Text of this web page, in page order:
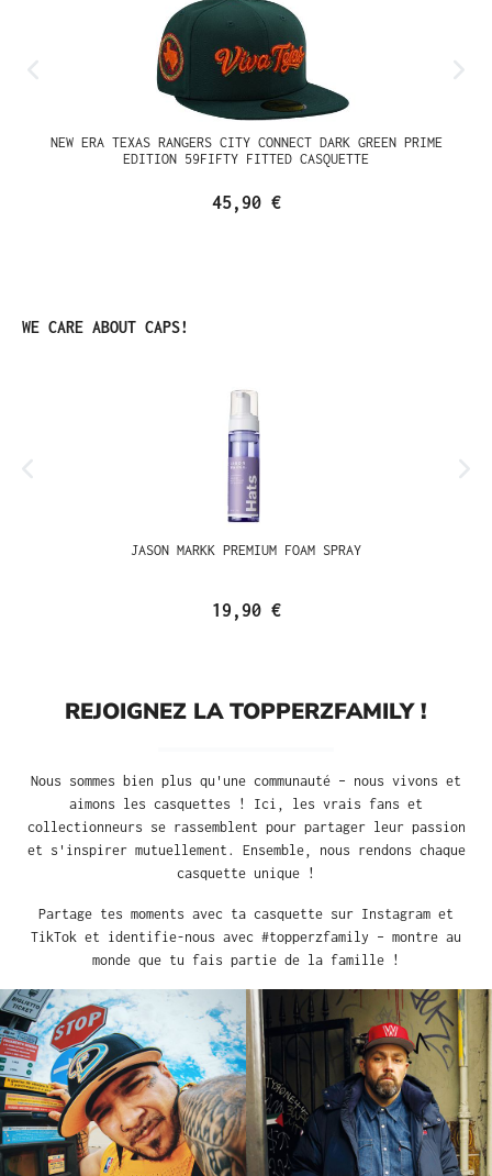
NEW ERA TEXAS RANGERS CITY CONNECT DARK GREEN PRIME
EDITION 59FIFTY FITTED CASQUETTE
45,90 €
Ignorer la galerie de produits
WE CARE ABOUT CAPS!
JASON MARKK PREMIUM FOAM SPRAY
19,90 €
REJOIGNEZ LA TOPPERZFAMILY !
Nous sommes bien plus qu'une communauté – nous vivons et
aimons les casquettes ! Ici, les vrais fans et
collectionneurs se rassemblent pour partager leur passion
et s'inspirer mutuellement. Ensemble, nous rendons chaque
casquette unique !
Partage tes moments avec ta casquette sur Instagram et
TikTok et identifie-nous avec #topperzfamily – montre au
monde que tu fais partie de la famille !